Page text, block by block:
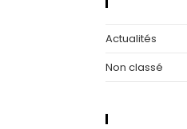
Actualités
Non classé